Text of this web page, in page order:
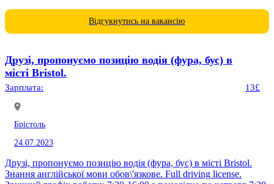
Відгукнутись на вакансію
Друзі, пропонуємо позицію водія (фура, бус) в
місті Bristol.
Зарплата: 13£
Брістоль
24.07.2023
Друзі, пропонуємо позицію водія (фура, бус) в місті Bristol.
Знання англійської мови обов\'язкове. Full driving license.